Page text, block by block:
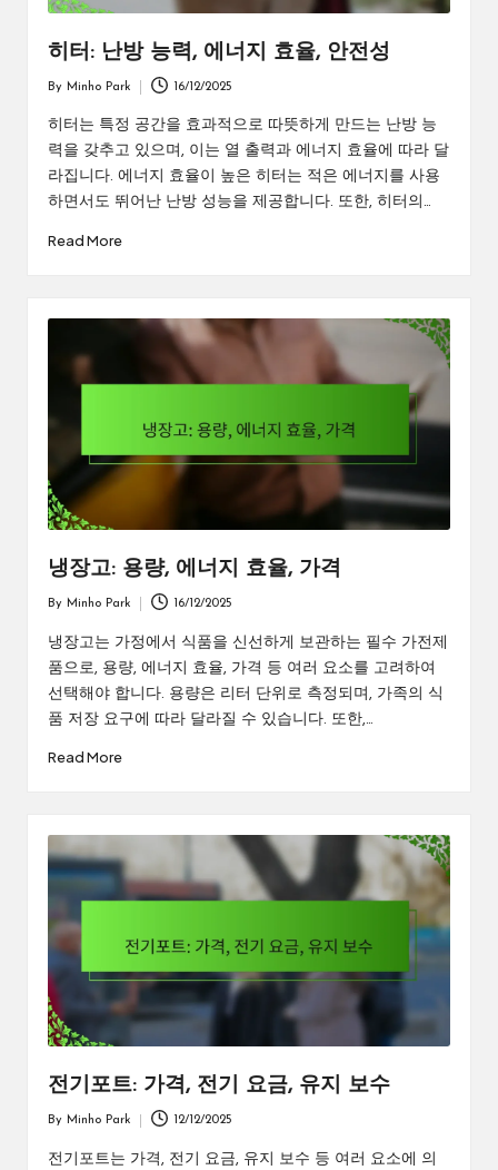
히터: 난방 능력, 에너지 효율, 안전성
by
By Minho Park 16/12/2025
히터는 특정 공간을 효과적으로 따뜻하게 만드는 난방 능
력을 갖추고 있으며, 이는 열 출력과 에너지 효율에 따라 달
라집니다. 에너지 효율이 높은 히터는 적은 에너지를 사용
하면서도 뛰어난 난방 성능을 제공합니다. 또한, 히터의…
Read More
냉장고: 용량, 에너지 효율, 가격
by
By Minho Park 16/12/2025
냉장고는 가정에서 식품을 신선하게 보관하는 필수 가전제
품으로, 용량, 에너지 효율, 가격 등 여러 요소를 고려하여
선택해야 합니다. 용량은 리터 단위로 측정되며, 가족의 식
품 저장 요구에 따라 달라질 수 있습니다. 또한,…
Read More
전기포트: 가격, 전기 요금, 유지 보수
by
By Minho Park 12/12/2025
전기포트는 가격, 전기 요금, 유지 보수 등 여러 요소에 의